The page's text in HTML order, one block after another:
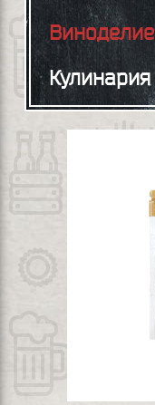
Виноделие
Кулинария